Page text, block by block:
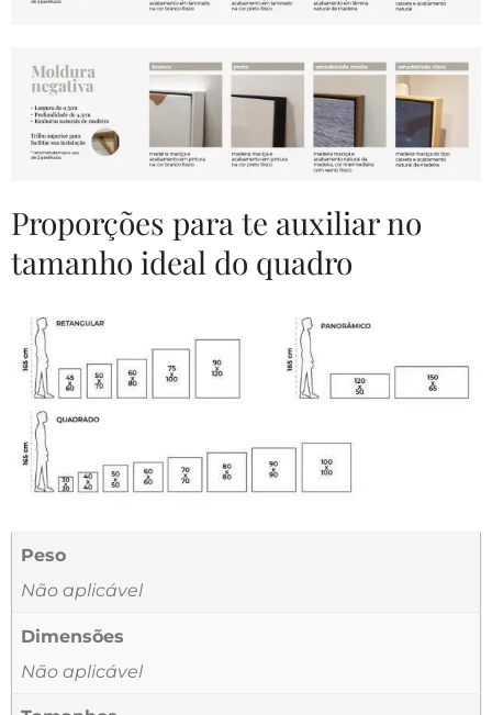
Proporções para te auxiliar no
tamanho ideal do quadro
Peso
Não aplicável
Dimensões
Não aplicável